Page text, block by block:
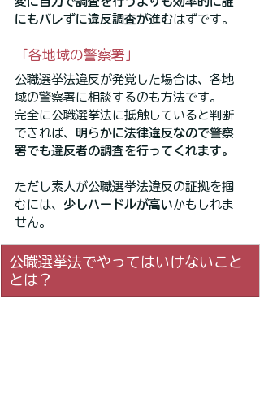
にもバレずに違反調査が進むはずです。
「各地域の警察署」
公職選挙法違反が発覚した場合は、各地
域の警察署に相談するのも方法です。
完全に公職選挙法に抵触していると判断
できれば、 明らかに法律違反なので警察
署でも違反者の調査を行ってくれます。
ただし素人が公職選挙法違反の証拠を掴
むには、 少しハードルが高いかもしれま
せん。
公職選挙法でやってはいけないこと
とは？